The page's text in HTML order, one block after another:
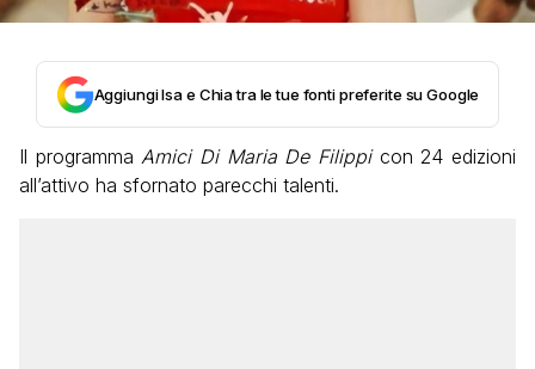
Aggiungi Isa e Chia tra le tue fonti preferite su Google
Il programma Amici Di Maria De Filippi con 24 edizioni
all’attivo ha sfornato parecchi talenti.